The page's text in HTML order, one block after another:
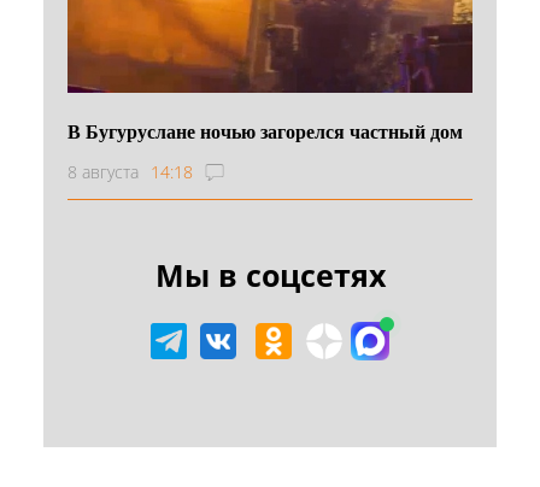
В Бугуруслане ночью загорелся частный дом
8 августа 14:18
Мы в соцсетях